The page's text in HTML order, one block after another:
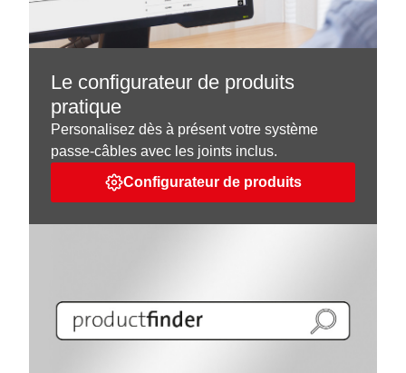
Le configurateur de produits
pratique
Personalisez dès à présent votre système
passe-câbles avec les joints inclus.
Configurateur de produits